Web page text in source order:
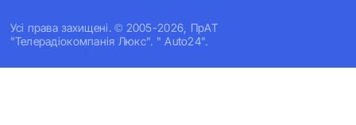
Усi права захищенi. © 2005-2026, ПрАТ
"Телерадіокомпанія Люкс". " Auto24".